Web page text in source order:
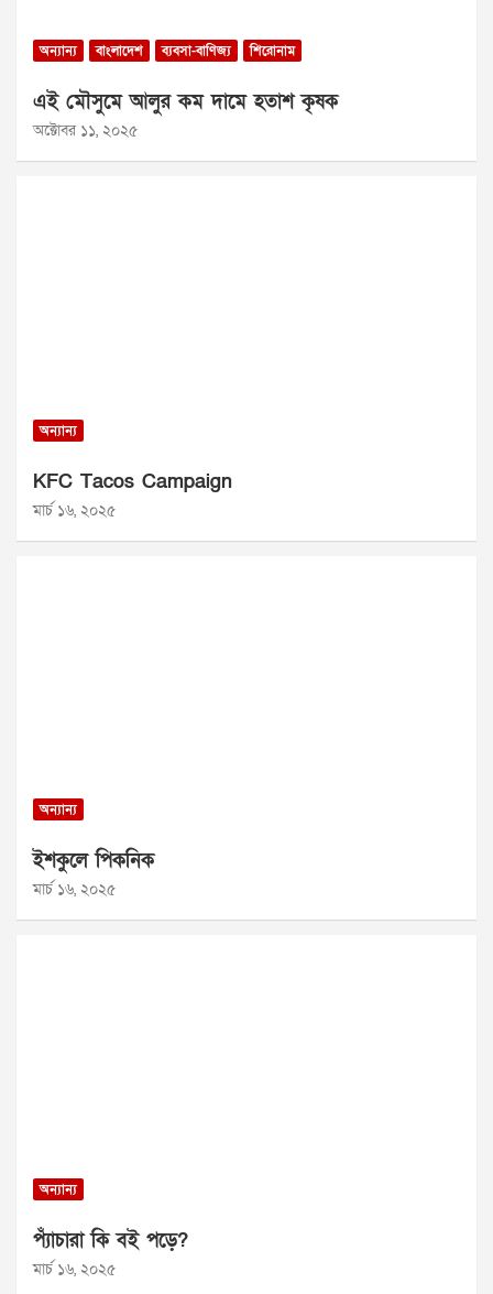
অন্যান্য বাংলাদেশ ব্যবসা-বাণিজ্য শিরোনাম
এই মৌসুমে আলুর কম দামে হতাশ কৃষক
অক্টোবর ১১, ২০২৫
অন্যান্য
KFC Tacos Campaign
মার্চ ১৬, ২০২৫
অন্যান্য
ইশকুলে পিকনিক
মার্চ ১৬, ২০২৫
অন্যান্য
প্যাঁচারা কি বই পড়ে?
মার্চ ১৬, ২০২৫